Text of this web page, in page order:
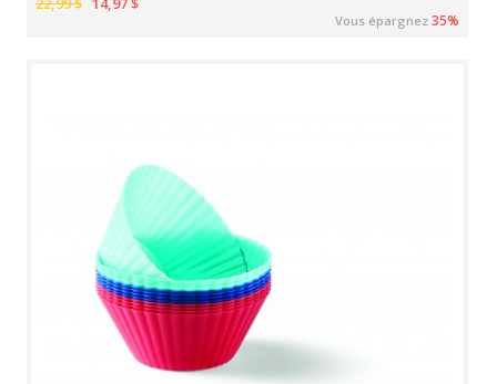
Vous épargnez35%